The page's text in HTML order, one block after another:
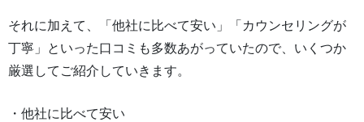
それに加えて、「他社に比べて安い」「カウンセリングが
丁寧」といった口コミも多数あがっていたので、いくつか
厳選してご紹介していきます。
・他社に比べて安い